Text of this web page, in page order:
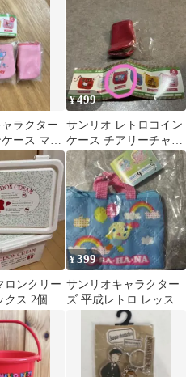
ラクター
ース マイ
ト
¥499
サンリオ レトロコイン
ケース チアリーチャム
ガチャ
ロンクリー
クス 2個セ
1987年
¥399
サンリオキャラクター
ズ 平成レトロ レッスン
バッグ ミニキーホルダ